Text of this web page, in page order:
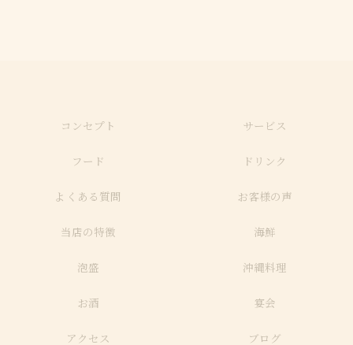
コンセプト サービス
フード ドリンク
よくある質問 お客様の声
当店の特徴 海鮮
泡盛 沖縄料理
お酒 宴会
アクセス ブログ